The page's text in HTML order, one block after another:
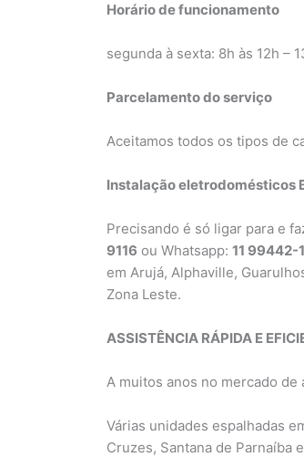
Horário de funcionamento
segunda à sexta: 8h às 12h –
Parcelamento do serviço
Aceitamos todos os tipos de
Instalação eletrodomésticos
Precisando é só ligar para e
9116 ou Whatsapp: 11 99442-
em Arujá, Alphaville,
Zona Leste.
ASSISTÊNCIA RÁPIDA E
A muitos anos no mercado
Várias unidades espalhadas
Cruzes, Santana de Parnaíba